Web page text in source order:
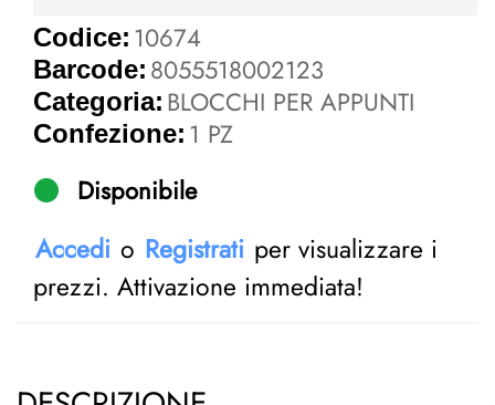
Codice: 10674
Barcode: 8055518002123
Categoria: BLOCCHI PER APPUNTI
Confezione: 1 PZ
Disponibile
Accedi o Registrati per visualizzare i
prezzi. Attivazione immediata!